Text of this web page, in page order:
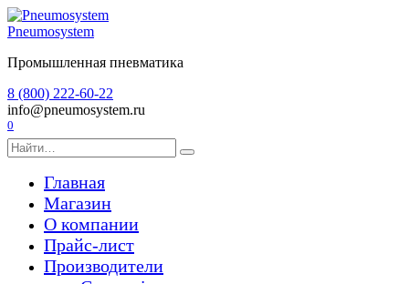
Перейти
к
Pneumosystem
Промышленная пневматика
8 (800) 222-60-22
info@pneumosystem.ru
0
Search
for:
Главная
Магазин
О компании
Прайс-лист
Производители